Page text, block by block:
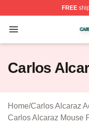
FREE
Open menu
Carlos Alcaraz
Carlos
Home/Carlos Alcaraz
Carlos Alcaraz Mouse